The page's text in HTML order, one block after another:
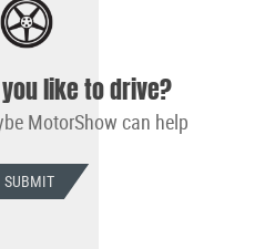
like to drive?
MotorShow can help
SUBMIT